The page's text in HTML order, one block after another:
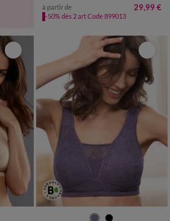
à partir de 29,99 €
-50% dès 2 art Code 899013